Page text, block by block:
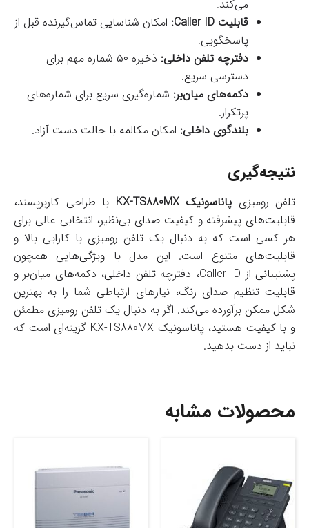
می‌کند.
قابلیت Caller ID:
امکان شناسایی تماس‌گیرنده قبل از
پاسخگویی.
دفترچه تلفن داخلی:
ذخیره ۵۰ شماره مهم برای
دسترسی سریع.
دکمه‌های میان‌بر: شماره‌گیری سریع برای شماره‌های
پرتکرار.
بلندگوی داخلی: امکان مکالمه با حالت دست آزاد.
نتیجه‌گیری
تلفن رومیزی پاناسونیک KX-TS880MX
با طراحی کاربرپسند،
قابلیت‌های پیشرفته و کیفیت صدای بی‌نظیر، انتخابی عالی برای
هر کسی است که به دنبال یک تلفن رومیزی با کارایی بالا و
قابلیت‌های متنوع است. این مدل با ویژگی‌هایی همچون
پشتیبانی از Caller ID، دفترچه تلفن داخلی، دکمه‌های میان‌بر و
قابلیت تنظیم صدای زنگ، نیازهای ارتباطی شما را به بهترین
شکل ممکن برآورده می‌کند. اگر به دنبال یک تلفن رومیزی مطمئن
و با کیفیت هستید، پاناسونیک KX-TS880MX گزینه‌ای است که
نباید از دست بدهید.
محصولات مشابه